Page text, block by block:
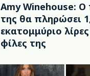
Amy Winehouse: Ο
της θα πληρώσει
εκατομμύριο
φίλες της